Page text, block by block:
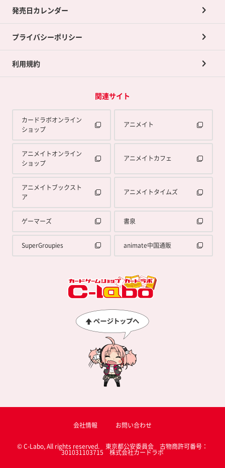
買取承諾書について
ポイント交換景品
発売日カレンダー
プライバシーポリシー
利用規約
関連サイト
カードラボオンライン
ショップ
アニメイト
アニメイトオンライン
ショップ
アニメイトカフェ
アニメイトブックスト
ア
アニメイトタイムズ
ゲーマーズ 書泉
SuperGroupies animate中国通販
会社情報 お問い合わせ
© C-Labo, All rights reserved. 東京都公安委員会 古物商許可番号：
301031103715 株式会社カードラボ